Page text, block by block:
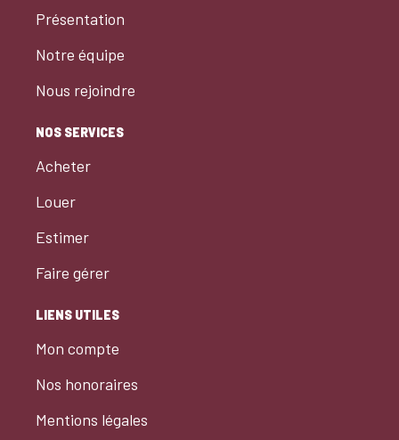
Présentation
Notre équipe
Nous rejoindre
NOS SERVICES
Acheter
Louer
Estimer
Faire gérer
LIENS UTILES
Mon compte
Nos honoraires
Mentions légales